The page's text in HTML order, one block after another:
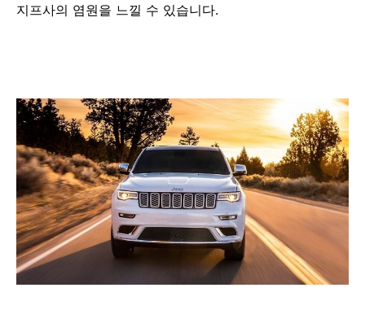
지프사의 염원을 느낄 수 있습니다.